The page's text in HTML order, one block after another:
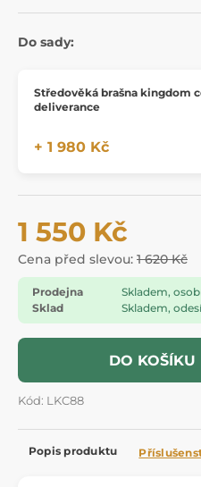
Do sady:
Středověká brašna kingdom
deliverance
+ 1 980 Kč
1 550 Kč
Cena před slevou: 1 620 Kč
Prodejna
Skladem,
Sklad
Skladem,
DO KOŠÍKU
Kód: LKC88
Popis produktu